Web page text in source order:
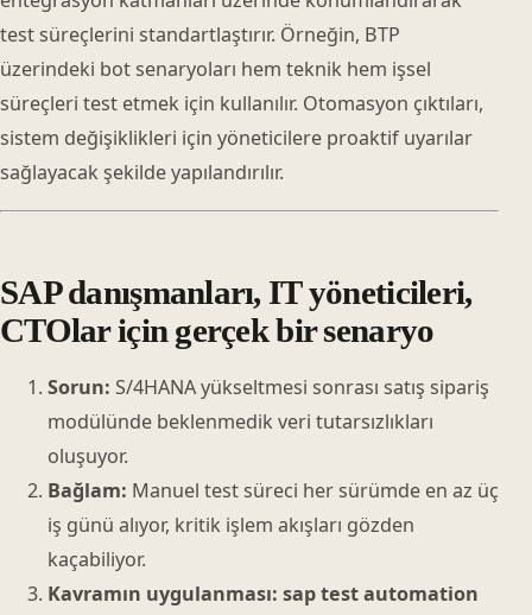
test süreçlerini standartlaştırır. Örneğin, BTP
üzerindeki bot senaryoları hem teknik hem işsel
süreçleri test etmek için kullanılır. Otomasyon çıktıları,
sistem değişiklikleri için yöneticilere proaktif uyarılar
sağlayacak şekilde yapılandırılır.
SAP danışmanları, IT yöneticileri,
CTOlar için gerçek bir senaryo
Sorun: S/4HANA yükseltmesi sonrası satış sipariş
modülünde beklenmedik veri tutarsızlıkları
oluşuyor.
Bağlam: Manuel test süreci her sürümde en az üç
iş günü alıyor, kritik işlem akışları gözden
kaçabiliyor.
Kavramın uygulanması: sap test automation